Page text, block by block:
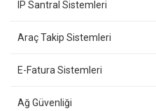
IP Santral Sistemleri
Araç Takip Sistemleri
E-Fatura Sistemleri
Ağ Güvenliği